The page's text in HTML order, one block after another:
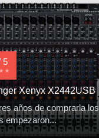
5
Xenyx X2442USB
años de comprarla los
empezaron...